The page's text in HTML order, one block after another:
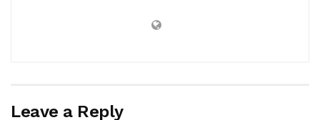
Leave a Reply